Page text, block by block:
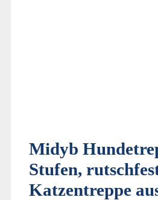
Midyb
Stufen,
Katzentreppe